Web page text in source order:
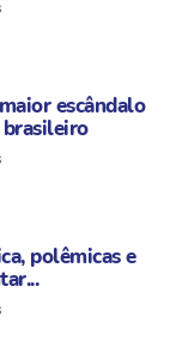
escândalo
polêmicas e